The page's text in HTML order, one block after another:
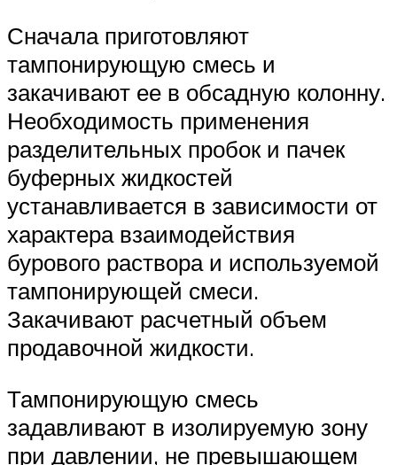
Сначала приготовляют
тампонирующую смесь и
закачивают ее в обсадную колонну.
Необходимость применения
разделительных пробок и пачек
буферных жидкостей
устанавливается в зависимости от
характера взаимодействия
бурового раствора и используемой
тампонирующей смеси.
Закачивают расчетный объем
продавочной жидкости.
Тампонирующую смесь
задавливают в изолируемую зону
при давлении, не превышающем